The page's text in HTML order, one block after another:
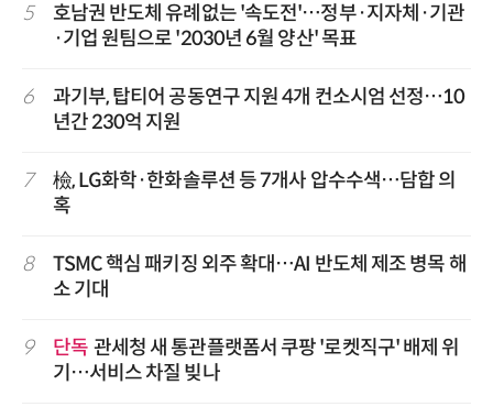
5
호남권 반도체 유례없는 '속도전'…정부·지자체·기관
·기업 원팀으로 '2030년 6월 양산' 목표
6
과기부, 탑티어 공동연구 지원 4개 컨소시엄 선정…10
년간 230억 지원
7
檢, LG화학·한화솔루션 등 7개사 압수수색…담합 의
혹
8
TSMC 핵심 패키징 외주 확대…AI 반도체 제조 병목 해
소 기대
9 단독 관세청 새 통관플랫폼서 쿠팡 '로켓직구' 배제 위
기…서비스 차질 빚나